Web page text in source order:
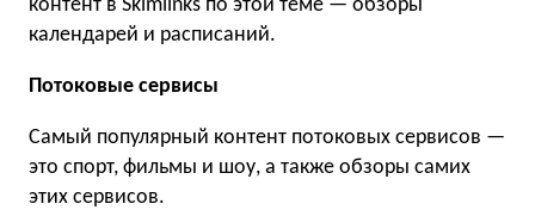
контент в Skimlinks по этой теме — обзоры
календарей и расписаний.
Потоковые сервисы
Самый популярный контент потоковых сервисов —
это спорт, фильмы и шоу, а также обзоры самих
этих сервисов.